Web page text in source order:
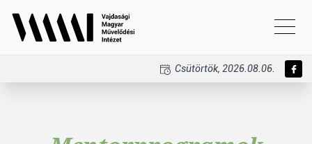
Csütörtök, 2026.08.06.